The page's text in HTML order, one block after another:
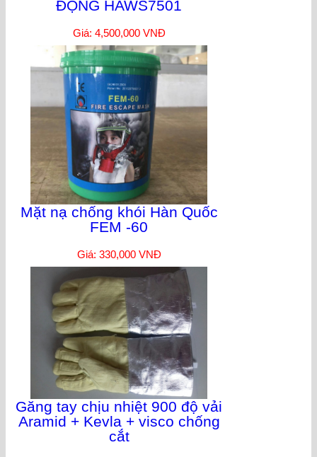
ĐỘNG HAWS7501
Giá: 4,500,000 VNĐ
Mặt nạ chống khói Hàn Quốc
FEM -60
Giá: 330,000 VNĐ
Găng tay chịu nhiệt 900 độ vải
Aramid + Kevla + visco chống
cắt